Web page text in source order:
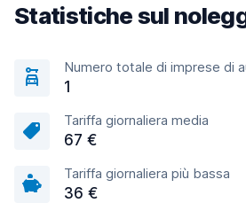
Statistiche sul
Numero totale di imprese di
1
Tariffa giornaliera media
67 €
Tariffa giornaliera più bassa
36 €